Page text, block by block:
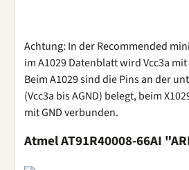
Achtung: In der Recommended
im A1029 Datenblatt wird Vcc3a
Beim A1029 sind die Pins an der
(Vcc3a bis AGND) belegt, beim
mit GND verbunden.
Atmel AT91R40008-66AI